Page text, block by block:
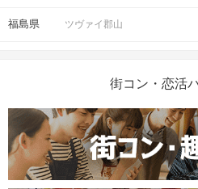
福島県 ツヴァイ郡山
街コン・恋活